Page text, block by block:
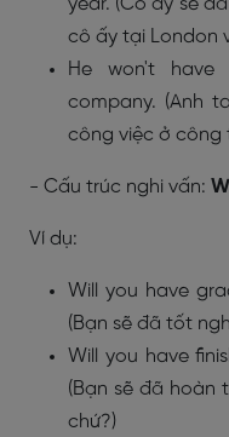
year. (Cô ấy sẽ
cô ấy tại London
He won't
company. (Anh
công việc ở công
- Cấu trúc nghi vấn:
Ví dụ:
Will you have
(Bạn sẽ đã tốt
Will you have
(Bạn sẽ đã hoàn
chứ?)